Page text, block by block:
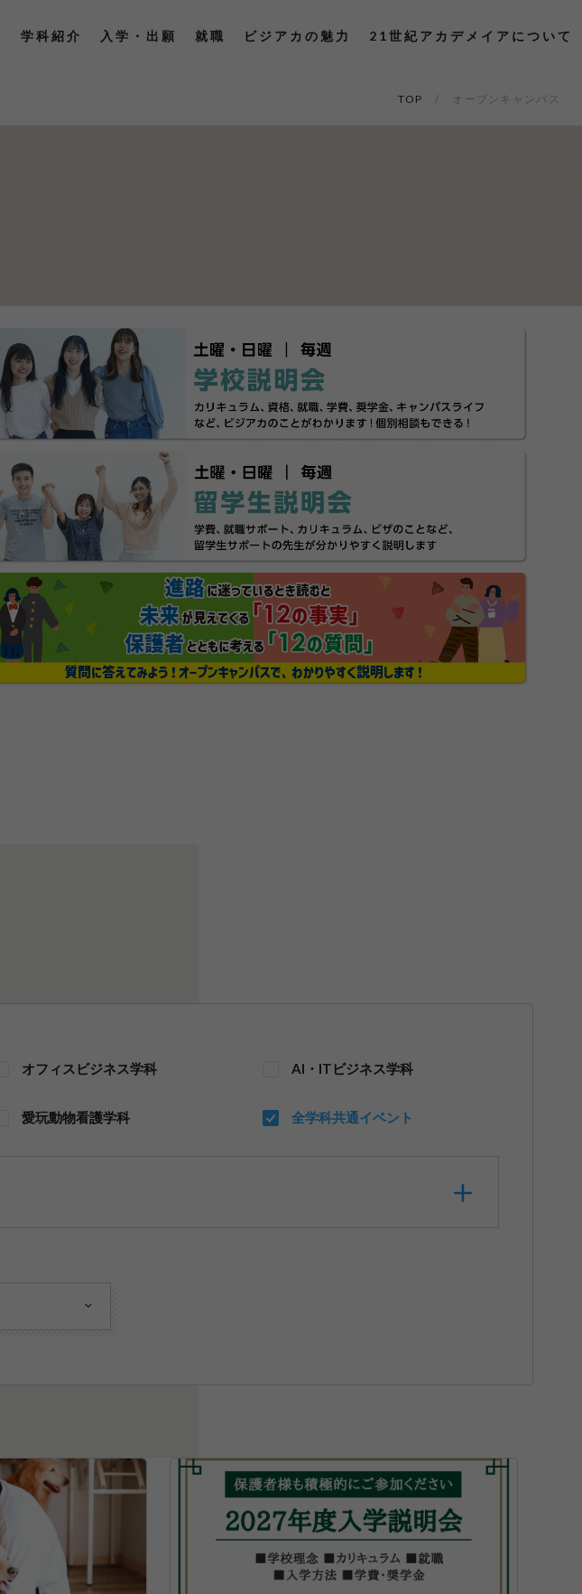
学科紹介 入学・出願 就職 ビジアカの魅力 21世紀アカデメイアについて
TOP オープンキャンパス
オフィスビジネス学科 AI・ITビジネス学科
愛玩動物看護学科 全学科共通イベント